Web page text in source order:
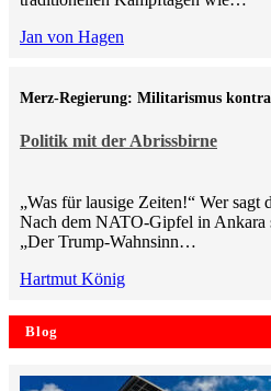
Jan von Hagen
Politik mit der Abrissbirne
Merz-Regierung: Militarismus kontra
„Was für lausige Zeiten!“ Wer sagt
Nach dem NATO-Gipfel in Ankara
„Der Trump-Wahnsinn…
Hartmut König
Blog